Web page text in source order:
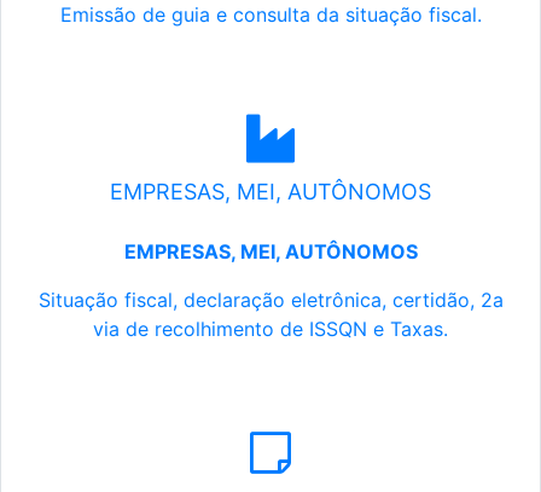
Emissão de guia e consulta da situação fiscal.
EMPRESAS, MEI, AUTÔNOMOS
EMPRESAS, MEI, AUTÔNOMOS
Situação fiscal, declaração eletrônica, certidão, 2a
via de recolhimento de ISSQN e Taxas.